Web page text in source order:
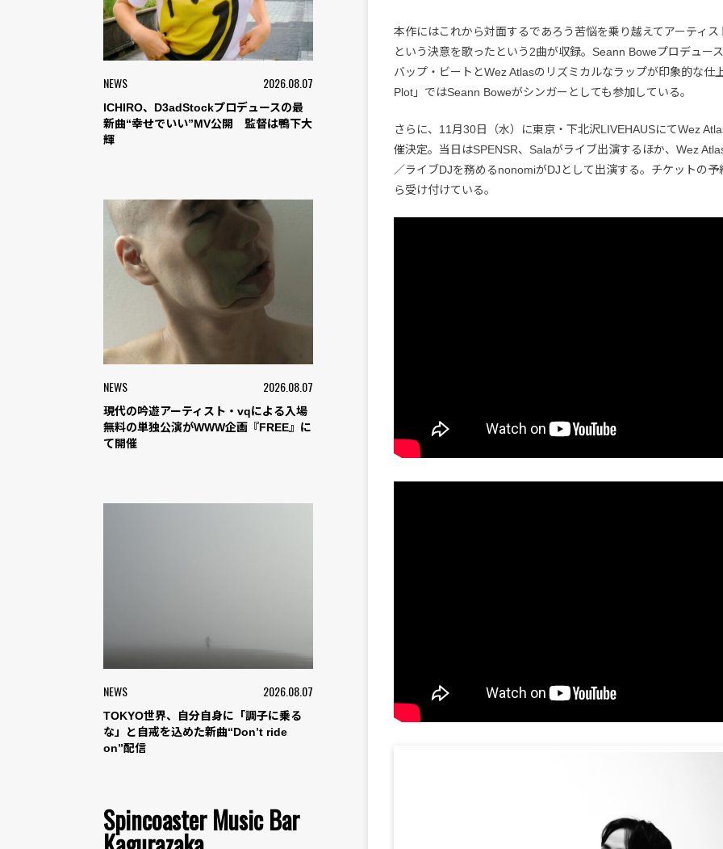
NEWS 2026.08.07
ICHIRO、D3adStockプロデュースの最
新曲“幸せでいい”MV公開 監督は鴨下大
輝
NEWS 2026.08.07
現代の吟遊アーティスト・vqによる入場
無料の単独公演がWWW企画『FREE』に
て開催
NEWS 2026.08.07
TOKYO世界、自分自身に「調子に乗る
な」と自戒を込めた新曲“Don’t ride
on”配信
Spincoaster Music Bar
本作にはこれから対面するであろう苦悩を乗り越えてアーティス
という決意を歌ったという2曲が収録。Seann Boweプロデュー
バップ・ビートとWez Atlasのリズミカルなラップが印象的な仕
Plot」ではSeann Boweがシンガーとしても参加している。
さらに、11月30日（水）に東京・下北沢LIVEHAUSにてWez
催決定。当日はSPENSR、Salaがライブ出演するほか、Wez
／ライブDJを務めるnonomiがDJとして出演する。チケットの予
ら受け付けている。